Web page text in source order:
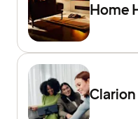
Home